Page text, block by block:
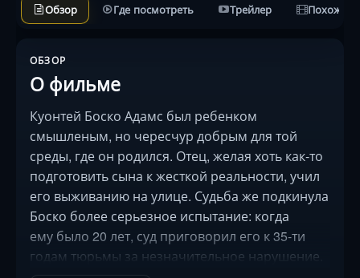
Обзор Где посмотреть Трейлер Похожие
ОБЗОР
О фильме
Куонтей Боско Адамс был ребенком
смышленым, но чересчур добрым для той
среды, где он родился. Отец, желая хоть как-то
подготовить сына к жесткой реальности, учил
его выживанию на улице. Судьба же подкинула
Боско более серьезное испытание: когда
ему было 20 лет, суд приговорил его к 35-ти
годам тюрьмы за незначительное нарушение.